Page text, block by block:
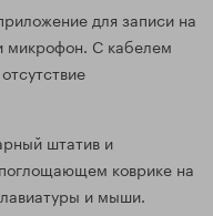
для записи на
микрофон. С кабелем
штатив и
коврике на
и мыши.